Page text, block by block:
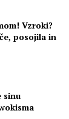
Vzroki?
posojila in
sinu